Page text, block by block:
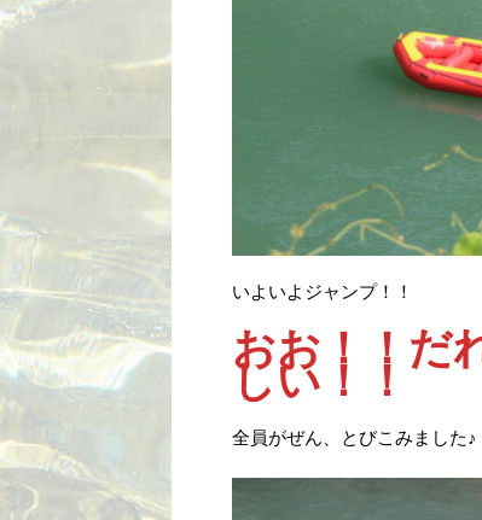
いよいよジャンプ！！
おお！！だ
しい！！
全員がぜん、とびこみました♪